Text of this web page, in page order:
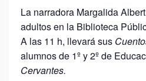
La narradora Margalida
adultos en la Biblioteca
A las 11 h, llevará sus
alumnos de 1º y 2º de
Cervantes.